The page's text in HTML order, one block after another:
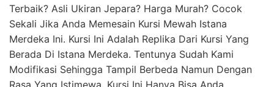
Terbaik? Asli Ukiran Jepara? Harga Murah? Cocok
Sekali Jika Anda Memesain Kursi Mewah Istana
Merdeka Ini. Kursi Ini Adalah Replika Dari Kursi Yang
Berada Di Istana Merdeka. Tentunya Sudah Kami
Modifikasi Sehingga Tampil Berbeda Namun Dengan
Rasa Yang Istimewa. Kursi Ini Hanya Bisa Anda